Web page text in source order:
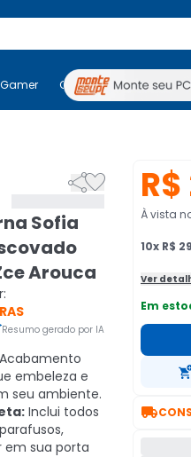
PC Gamer
Computadores

Sofia
Arouca
Resumo gerado por IA
Acabamento
embeleza e
seu ambiente.
Inclui todos
sua porta
À vista
10x R$
Ver
Em
